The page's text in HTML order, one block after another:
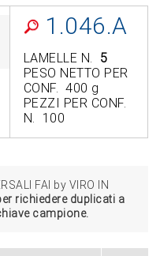
1.046.A
LAMELLE N. 5
PESO NETTO PER
CONF. 400 g
PEZZI PER CONF.
N. 100
FAI by VIRO IN
richiedere duplicati a
campione.